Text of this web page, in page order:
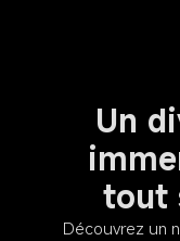
Un
tout
Découvrez un